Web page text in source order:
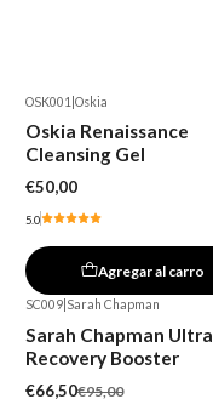
OSK001 Oskia
Oskia Renaissance
Cleansing Gel
€50,00
5.0
Agregar al carro
SC009 Sarah Chapman
Sarah Chapman Ultra
Recovery Booster
€66,50€95,00